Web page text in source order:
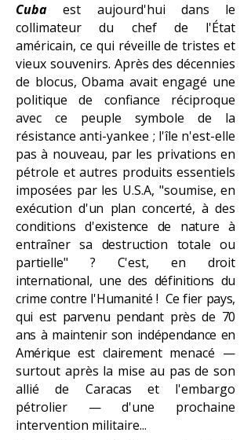
Cuba est aujourd'hui dans le
collimateur du chef de l'État
américain, ce qui réveille de tristes et
vieux souvenirs. Après des décennies
de blocus, Obama avait engagé une
politique de confiance réciproque
avec ce peuple symbole de la
résistance anti-yankee ; l'île n'est-elle
pas à nouveau, par les privations en
pétrole et autres produits essentiels
imposées par les U.S.A, "soumise,en
exécution d'un plan concerté, à des
conditions d'existence de nature à
entraîner sa destruction totale ou
partielle" ? C'est, en droit
international, une des définitions du
crime contre l'Humanité ! Ce fier pays,
qui est parvenu pendant près de 70
ans à maintenir son indépendance en
Amérique est clairementmenacé —
surtout après la mise au pas de son
allié de Caracas et l'embargo
pétrolier — d'une prochaine
intervention militaire...